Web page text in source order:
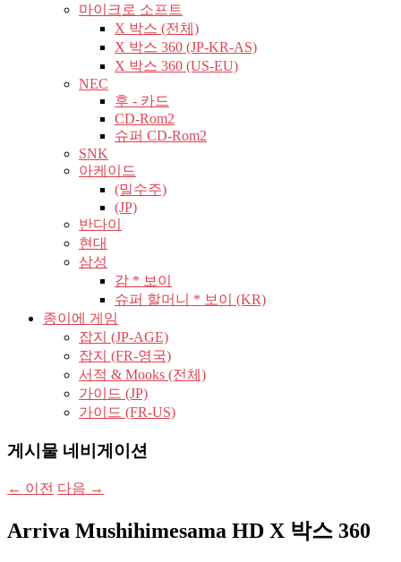
마이크로 소프트
X 박스 (전체)
X 박스 360 (JP-KR-AS)
X 박스 360 (US-EU)
NEC
후 - 카드
CD-Rom2
슈퍼 CD-Rom2
SNK
아케이드
(밀수주)
(JP)
반다이
현대
삼성
감 * 보이
슈퍼 할머니 * 보이 (KR)
종이에 게임
잡지 (JP-AGE)
잡지 (FR-영국)
서적 & Mooks (전체)
가이드 (JP)
가이드 (FR-US)
게시물 네비게이션
← 이전 다음 →
Arriva Mushihimesama HD X 박스 360